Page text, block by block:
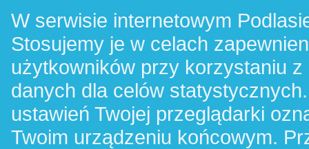
W serwisie internetowym
Stosujemy je w celach
użytkowników przy korzystaniu
danych dla celów
ustawień Twojej przeglądarki
Twoim urządzeniu końcowym.